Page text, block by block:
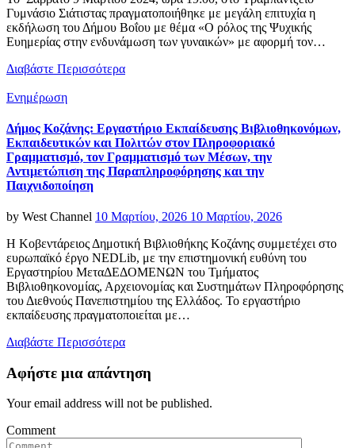
Γυμνάσιο Σιάτιστας πραγματοποιήθηκε με μεγάλη επιτυχία η
εκδήλωση του Δήμου Βοΐου με θέμα «Ο ρόλος της Ψυχικής
Ευημερίας στην ενδυνάμωση των γυναικών» με αφορμή τον…
Διαβάστε Περισσότερα
Categories
Ενημέρωση
Δήμος Κοζάνης: Εργαστήριο Εκπαίδευσης Βιβλιοθηκονόμων,
Εκπαιδευτικών και Πολιτών στον Πληροφοριακό
Γραμματισμό, τον Γραμματισμό των Μέσων, την
Αντιμετώπιση της Παραπληροφόρησης και την
Παιχνιδοποίηση
by West Channel Posted
10 Μαρτίου, 2026 10 Μαρτίου, 2026
Η Κοβεντάρειος Δημοτική Βιβλιοθήκης Κοζάνης συμμετέχει στο
ευρωπαϊκό έργο NEDLib, με την επιστημονική ευθύνη του
Εργαστηρίου ΜεταΔΕΔΟΜΕΝΩΝ του Τμήματος
Βιβλιοθηκονομίας, Αρχειονομίας και Συστημάτων Πληροφόρησης
του Διεθνούς Πανεπιστημίου της Ελλάδος. Το εργαστήριο
εκπαίδευσης πραγματοποιείται με…
Διαβάστε Περισσότερα
Αφήστε μια απάντηση
Your email address will not be published.
Comment